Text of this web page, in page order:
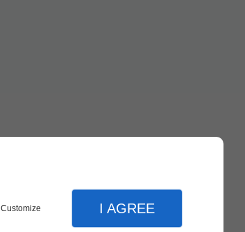
Customize I AGREE